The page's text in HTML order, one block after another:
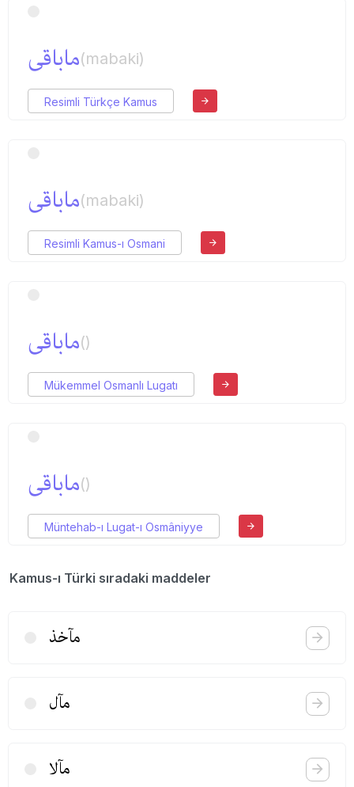
ماباقی(mabaki)
Resimli Türkçe Kamus
ماباقی(mabaki)
Resimli Kamus-ı Osmani
ماباقی()
Mükemmel Osmanlı Lugatı
ماباقی()
Müntehab-ı Lugat-ı Osmâniyye
Kamus-ı Türki sıradaki maddeler
مآخذ
مآل
مآلا